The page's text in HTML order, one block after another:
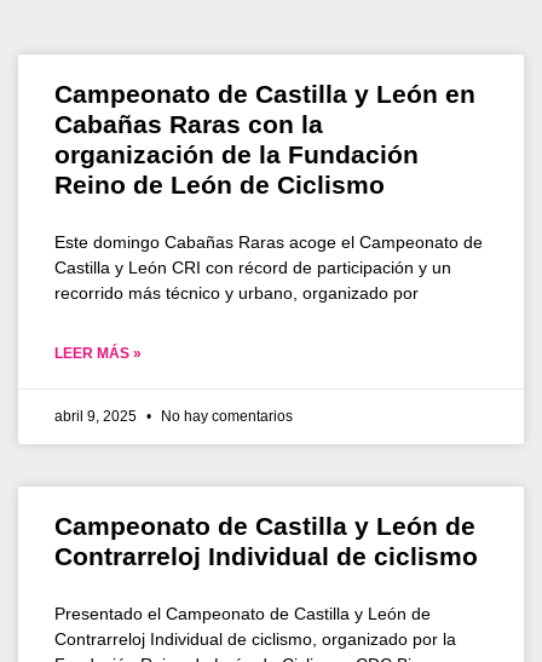
Campeonato de Castilla y León en
Cabañas Raras con la
organización de la Fundación
Reino de León de Ciclismo
Este domingo Cabañas Raras acoge el Campeonato de
Castilla y León CRI con récord de participación y un
recorrido más técnico y urbano, organizado por
LEER MÁS »
abril 9, 2025 No hay comentarios
Campeonato de Castilla y León de
Contrarreloj Individual de ciclismo
Presentado el Campeonato de Castilla y León de
Contrarreloj Individual de ciclismo, organizado por la